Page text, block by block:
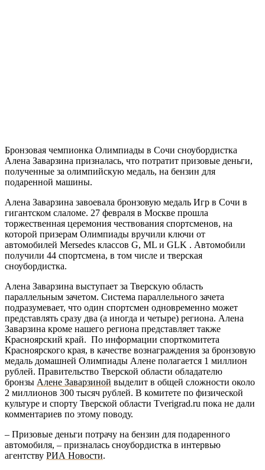
Бронзовая чемпионка Олимпиады в Сочи сноубордистка
Алена Заварзина призналась, что потратит призовые деньги,
полученные за олимпийскую медаль, на бензин для
подаренной машины.
Алена Заварзина завоевала бронзовую медаль Игр в Сочи в
гигантском слаломе. 27 февраля в Москве прошла
торжественная церемония чествования спортсменов, на
которой призерам Олимпиады вручили ключи от
автомобилей Mersedes классов G, ML и GLK . Автомобили
получили 44 спортсмена, в том числе и тверская
сноубордистка.
Алена Заварзина выступает за Тверскую область
параллельным зачетом. Система параллельного зачета
подразумевает, что один спортсмен одновременно может
представлять сразу два (а иногда и четыре) региона. Алена
Заварзина кроме нашего региона представляет также
Красноярский край. По информации спорткомитета
Красноярского края, в качестве вознаграждения за бронзовую
медаль домашней Олимпиады Алене полагается 1 миллион
рублей. Правительство Тверской области обладателю
бронзы Алене Заварзиной выделит в общей сложности около
2 миллионов 300 тысяч рублей. В комитете по физической
культуре и спорту Тверской области Tverigrad.ru пока не дали
комментариев по этому поводу.
– Призовые деньги потрачу на бензин для подаренного
автомобиля, – призналась сноубордистка в интервью
агентству РИА Новости.